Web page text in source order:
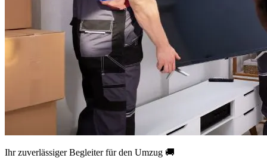
Ihr zuverlässiger Begleiter für den Umzug 🚚